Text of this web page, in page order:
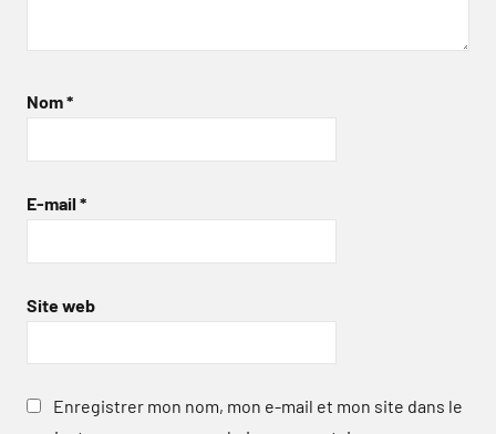
Nom*
E-mail *
Site web
Enregistrer mon nom, mon e-mail et mon site dans le